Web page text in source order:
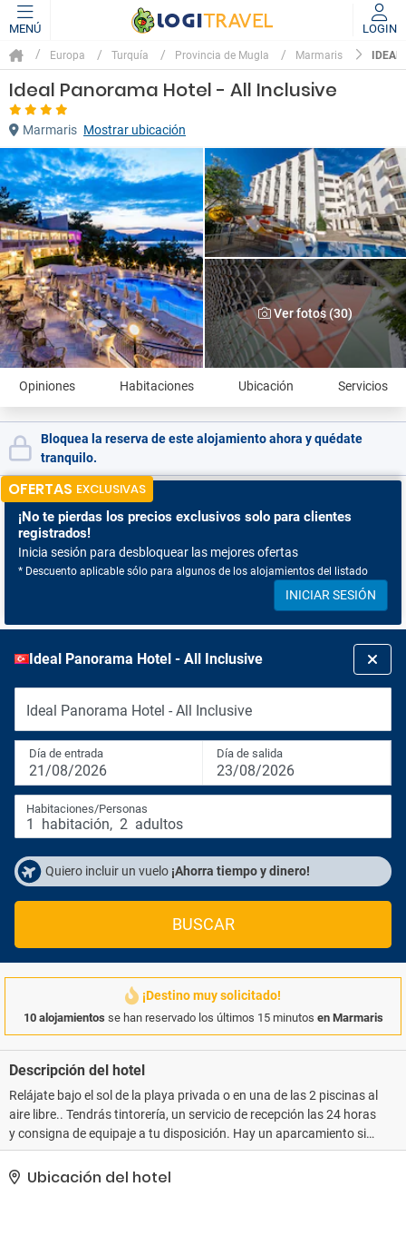
MENÚ LOGIN
Europa Turquía Provincia de Mugla Marmaris IDEAL
Ideal Panorama Hotel - All Inclusive
Marmaris Mostrar ubicación
Ver fotos (30)
Opiniones Habitaciones Ubicación Servicios
Bloquea la reserva de este alojamiento ahora y quédate
tranquilo.
OFERTAS EXCLUSIVAS
¡No te pierdas los precios exclusivos solo para clientes
registrados!
Inicia sesión para desbloquear las mejores ofertas
* Descuento aplicable sólo para algunos de los alojamientos del listado
INICIAR SESIÓN
Ideal Panorama Hotel - All Inclusive
Ideal Panorama Hotel - All Inclusive
Día de entrada
21/08/2026
Día de salida
23/08/2026
Habitaciones/Personas
1 habitación, 2 adultos
Quiero incluir un vuelo ¡Ahorra tiempo y dinero!
BUSCAR
¡Destino muy solicitado!
10 alojamientos se han reservado los últimos 15 minutos en Marmaris
Descripción del hotel
Relájate bajo el sol de la playa privada o en una de las 2 piscinas al
aire libre.. Tendrás tintorería, un servicio de recepción las 24 horas
y consigna de equipaje a tu disposición. Hay un aparcamiento sin
asistencia gratuito disponible..
Ubicación del hotel